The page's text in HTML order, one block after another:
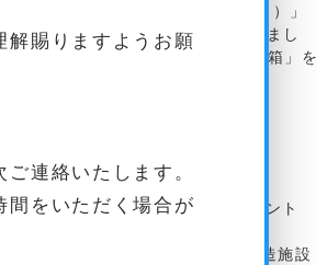
ジナル段ボール「島箱（しまばこ）」
ア『UX Collective』に掲載されまし
は、離島引越し便が開発した「島箱」を
壇してきました
本政策金融公庫が共催するイベント
越し便として登壇いたしました。
ゲートウェイ駅直結のビジネス創造施設
解賜りますようお願
連絡いたします。
間をいただく場合が